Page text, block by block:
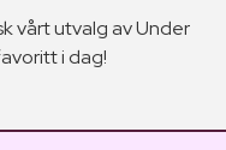
vårt utvalg av Under
i dag!